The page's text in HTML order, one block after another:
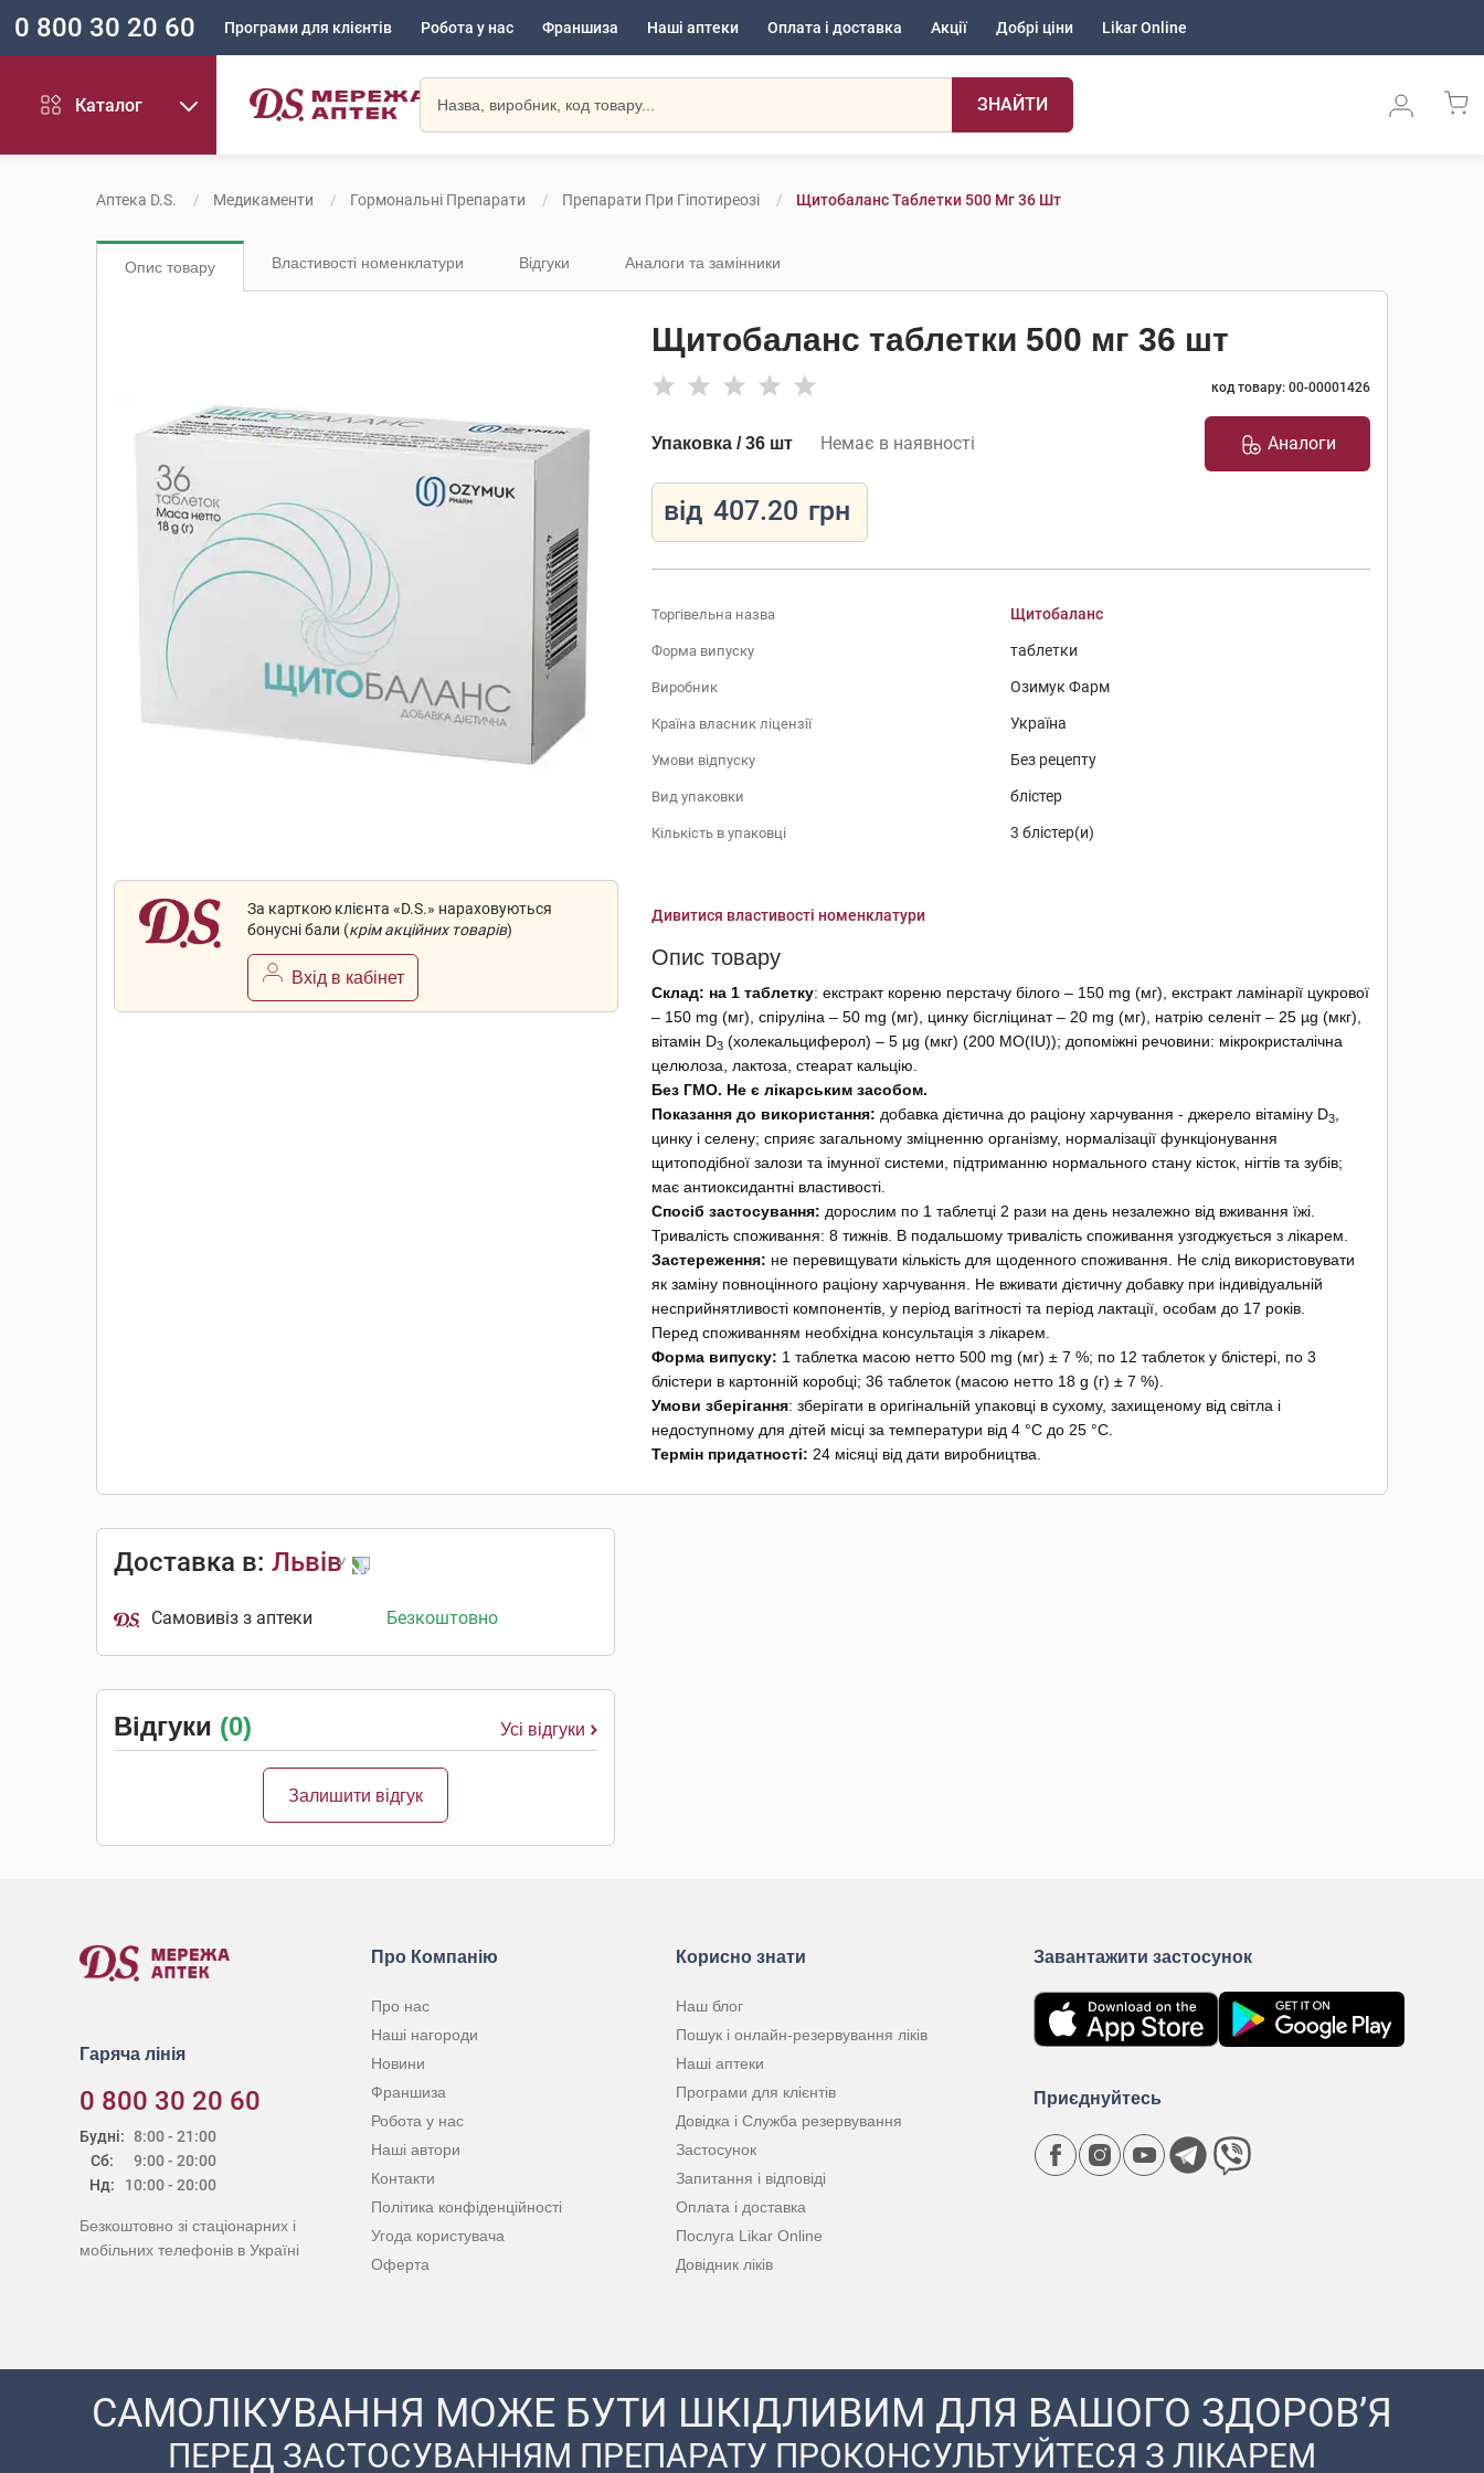
0 800 30 20 60 Програми для клієнтів Робота у нас Франшиза Наші аптеки Оплата і доставка Акції Добрі ціни Likar Online
Каталог ЗНАЙТИ
Аптека D.S. Медикаменти Гормональні Препарати Препарати При Гіпотиреозі Щитобаланс Таблетки 500 Мг 36 Шт
Опис товару Властивості номенклатури Відгуки Аналоги та замінники
За карткою клієнта «D.S.» нараховуються
бонусні бали (крім акційних товарів)
Вхід в кабінет
Щитобаланс таблетки 500 мг 36 шт
код товару: 00-00001426
Упаковка / 36 шт Немає в наявності Аналоги
від 407.20 грн
Торгівельна назва Щитобаланс
Форма випуску таблетки
Виробник Озимук Фарм
Країна власник ліцензії Україна
Умови відпуску Без рецепту
Вид упаковки блістер
Кількість в упаковці 3 блістер(и)
Дивитися властивості номенклатури
Опис товару
Склад: на 1 таблетку: екстракт кореню перстачу білого – 150 mg (мг), екстракт ламінарії цукрової
– 150 mg (мг), спіруліна – 50 mg (мг), цинку бісгліцинат – 20 mg (мг), натрію селеніт – 25 µg (мкг),
вітамін D3(холекальциферол) – 5 µg (мкг) (200 МО(IU)); допоміжні речовини: мікрокристалічна
целюлоза, лактоза, стеарат кальцію.
Без ГМО. Не є лікарським засобом.
Показання до використання: добавка дієтична до раціону харчування - джерело вітаміну D3,
цинку і селену; сприяє загальному зміцненню організму, нормалізації функціонування
щитоподібної залози та імунної системи, підтриманню нормального стану кісток, нігтів та зубів;
має антиоксидантні властивості.
Спосіб застосування: дорослим по 1 таблетці 2 рази на день незалежно від вживання їжі.
Тривалість споживання: 8 тижнів. В подальшому тривалість споживання узгоджується з лікарем.
Застереження: не перевищувати кількість для щоденного споживання. Не слід використовувати
як заміну повноцінного раціону харчування. Не вживати дієтичну добавку при індивідуальній
несприйнятливості компонентів, у період вагітності та період лактації, особам до 17 років.
Перед споживанням необхідна консультація з лікарем.
Форма випуску: 1 таблетка масою нетто 500 mg (мг) ± 7 %; по 12 таблеток у блістері, по 3
блістери в картонній коробці; 36 таблеток (масою нетто 18 g (г) ± 7 %).
Умови зберігання: зберігати в оригінальній упаковці в сухому, захищеному від світла і
недоступному для дітей місці за температури від 4 °С до 25 °С.
Термін придатності: 24 місяці від дати виробництва.
Доставка в: Львів
Самовивіз з аптеки Безкоштовно
Відгуки (0) Усі відгуки
Залишити відгук
Гаряча лінія
0 800 30 20 60
Будні:
Сб:
Нд:
8:00 - 21:00
9:00 - 20:00
10:00 - 20:00
Безкоштовно зі стаціонарних і
мобільних телефонів в Україні
Про Компанію
Про нас
Наші нагороди
Новини
Франшиза
Робота у нас
Наші автори
Контакти
Політика конфіденційності
Угода користувача
Оферта
Корисно знати
Наш блог
Пошук і онлайн-резервування ліків
Наші аптеки
Програми для клієнтів
Довідка і Служба резервування
Застосунок
Запитання і відповіді
Оплата і доставка
Послуга Likar Online
Довідник ліків
Завантажити застосунок
Приєднуйтесь
САМОЛІКУВАННЯ МОЖЕ БУТИ ШКІДЛИВИМ ДЛЯ ВАШОГО ЗДОРОВ’Я
ПЕРЕД ЗАСТОСУВАННЯМ ПРЕПАРАТУ ПРОКОНСУЛЬТУЙТЕСЯ З ЛІКАРЕМ